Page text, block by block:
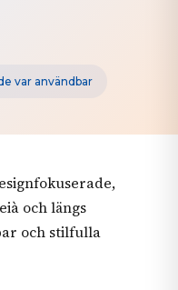
var användbar
och längs
och stilfulla